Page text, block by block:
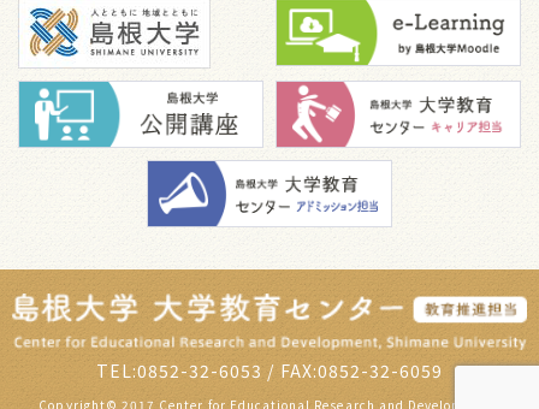
TEL:0852-32-6053 / FAX:0852-32-6059
Copyright© 2017 Center for Educational Research and Development,